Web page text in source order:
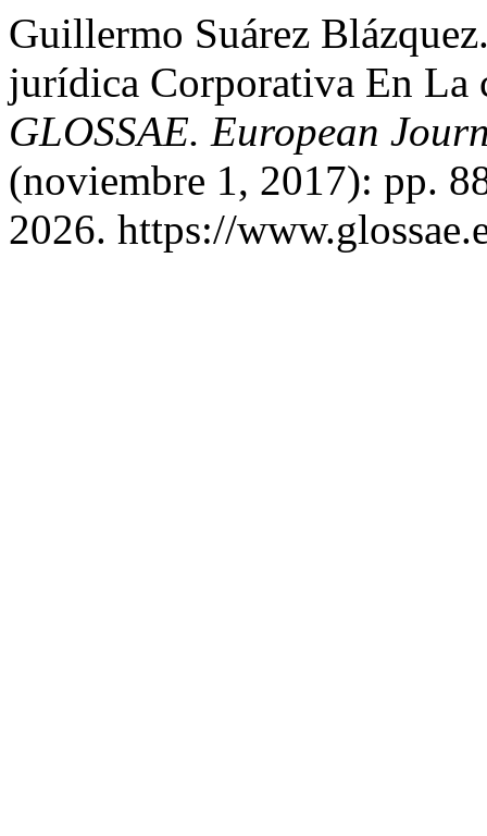
Guillermo Suárez
jurídica Corporativa En La
GLOSSAE. European
(noviembre 1, 2017): pp.
2026. https://